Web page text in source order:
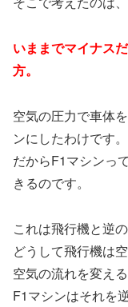
いままでマイナス
方。
空気の圧力で車体
ンにしたわけです。
だからF1マシンっ
きるのです。
これは飛行機と逆の
どうして飛行機は
空気の流れを変え
F1マシンはそれを